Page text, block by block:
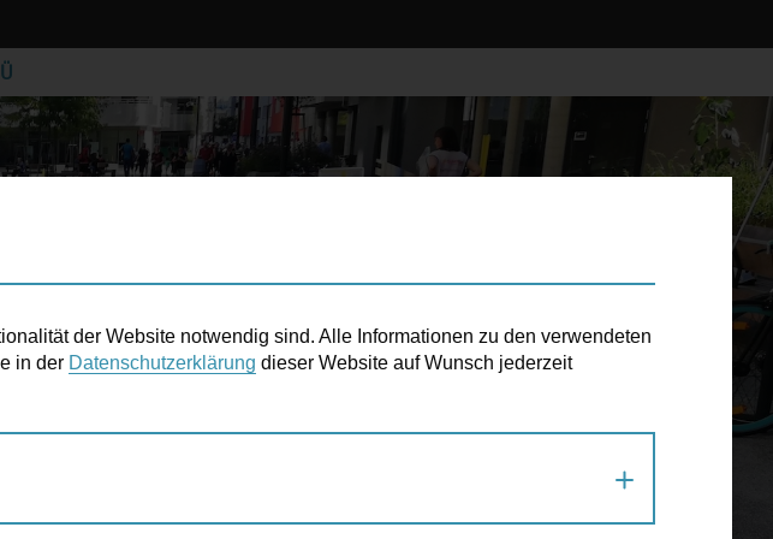
OST
RADMOBILES SONNWENDVIERTEL – DIE MOBILE
der Website notwendig sind. Alle Informationen zu den verwendeten
in der Datenschutzerklärung dieser Website auf Wunsch jederzeit